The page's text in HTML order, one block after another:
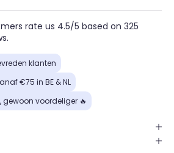
rate us 4.5/5 based on 325
klanten
€75 in BE & NL
gewoon voordeliger 🔥